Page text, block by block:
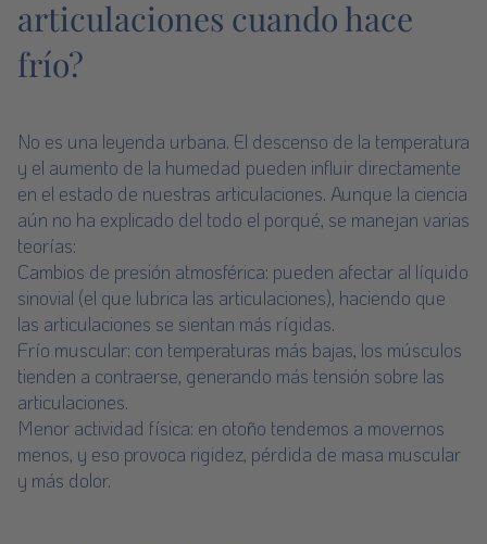
articulaciones cuando hace
frío?
No es una leyenda urbana. El descenso de la temperatura
y el aumento de la humedad pueden influir directamente
en el estado de nuestras articulaciones. Aunque la ciencia
aún no ha explicado del todo el porqué, se manejan varias
teorías:
Cambios de presión atmosférica: pueden afectar al líquido
sinovial (el que lubrica las articulaciones), haciendo que
las articulaciones se sientan más rígidas.
Frío muscular: con temperaturas más bajas, los músculos
tienden a contraerse, generando más tensión sobre las
articulaciones.
Menor actividad física: en otoño tendemos a movernos
menos, y eso provoca rigidez, pérdida de masa muscular
y más dolor.